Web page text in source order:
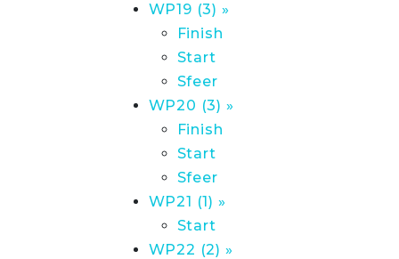
WP19 (3) »
Finish
Start
Sfeer
WP20 (3) »
Finish
Start
Sfeer
WP21 (1) »
Start
WP22 (2) »